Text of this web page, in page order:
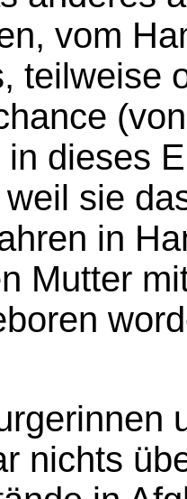
vom
teilweise
dieses
sie
in
Mutter
nichts